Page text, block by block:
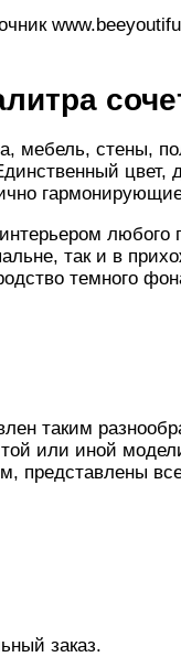
мебель, стены,
цвет,
любого
так и в
темного
таким
или иной
представлены
заказ.